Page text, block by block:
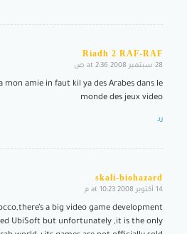
Riadh 2 RAF-RAF
says:
28 سبتمبر 2008 at 2:36 ص
mon amie in faut kil ya des Arabes dans le
monde des jeux video
رد
skali-biohazard
says:
14 أكتوبر 2008 at 10:23 م
a big video game development
UbiSoft but unfortunately ,it is the only